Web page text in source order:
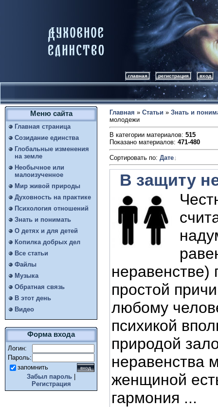
главная регистрация вход
Меню сайта
Главная страница
Созидание единства
Глобальные изменения
на земле
Необычное или
малоизученное
Мир живой природы
Духовность на практике
Психология отношений
Знать и понимать
О детях и для детей
Копилка добрых дел
Все статьи
Файлы
Музыка
Обратная связь
В этот день
Видео
Форма входа
Логин:
Пароль:
запомнить
Забыл пароль
Регистрация
Главная » Статьи » Знать и
молодежи
В категории материалов: 515
Показано материалов: 471-480
Сортировать по: Дате
В защиту
неравенстве)
простой
любому
психикой
природой
неравенства
женщиной
гармония ...